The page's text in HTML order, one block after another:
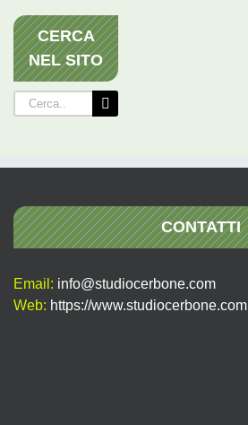
CERCA
NEL SITO
Cerca
per:
CONTATTI
Email: info@studiocerbone.com
Web: https://www.studiocerbone.com